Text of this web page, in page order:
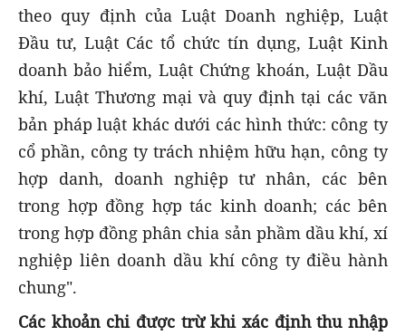
theo quy định của Luật Doanh nghiệp, Luật
Đầu tư, Luật Các tổ chức tín dụng, Luật Kinh
doanh bảo hiểm, Luật Chứng khoán, Luật Dầu
khí, Luật Thương mại và quy định tại các văn
bản pháp luật khác dưới các hình thức: công ty
cổ phần, công ty trách nhiệm hữu hạn, công ty
hợp danh, doanh nghiệp tư nhân, các bên
trong hợp đồng hợp tác kinh doanh; các bên
trong hợp đồng phân chia sản phầm dầu khí, xí
nghiệp liên doanh dầu khí công ty điều hành
chung".
Các khoản chi được trừ khi xác định thu nhập